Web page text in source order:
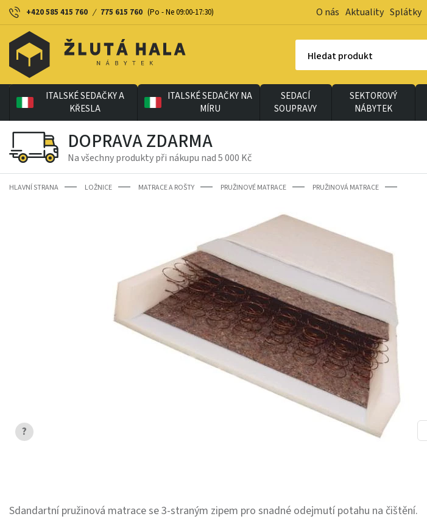
+420 585 415 760 / 775 615 760 (Po - Ne 09:00-17:30) O nás Aktuality Splátky
Hledat produkt
ITALSKÉ SEDAČKY A
KŘESLA
ITALSKÉ SEDAČKY NA
MÍRU
SEDACÍ
SOUPRAVY
SEKTOROVÝ
NÁBYTEK
DOPRAVA ZDARMA
Na všechny produkty při nákupu nad 5 000 Kč
HLAVNÍ STRANA LOŽNICE MATRACE A ROŠTY PRUŽINOVÉ MATRACE PRUŽINOVÁ MATRACE
?
Sdandartní pružinová matrace se 3-straným zipem pro snadné odejmutí potahu na čištění.